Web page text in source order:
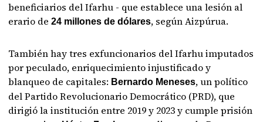
beneficiarios del Ifarhu - que establece una lesión al
erario de24 millones de dólares, según Aizpúrua.
También hay tres exfuncionarios del Ifarhu imputados
por peculado, enriquecimiento injustificado y
blanqueo de capitales: Bernardo Meneses, un político
del Partido Revolucionario Democrático (PRD), que
dirigió la institución entre 2019 y 2023 y cumple prisión